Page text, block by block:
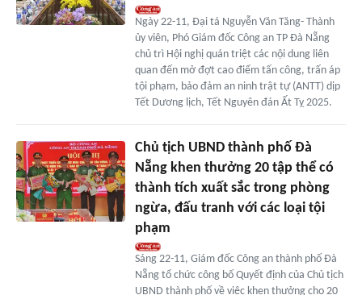
Ngày 22-11, Đại tá Nguyễn Văn Tăng- Thành
ủy viên, Phó Giám đốc Công an TP Đà Nẵng
chủ trì Hội nghị quán triệt các nội dung liên
quan đến mở đợt cao điểm tấn công, trấn áp
tội phạm, bảo đảm an ninh trật tự (ANTT) dịp
Tết Dương lịch, Tết Nguyên đán Ất Tỵ 2025.
Chủ tịch UBND thành phố Đà
Nẵng khen thưởng 20 tập thể có
thành tích xuất sắc trong phòng
ngừa, đấu tranh với các loại tội
phạm
Sáng 22-11, Giám đốc Công an thành phố Đà
Nẵng tổ chức công bố Quyết định của Chủ tịch
UBND thành phố về việc khen thưởng cho 20